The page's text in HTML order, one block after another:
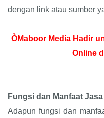
dengan link atau sumber
ÒMaboor Media Hadir
Online
Fungsi dan Manfaat
Adapun fungsi dan